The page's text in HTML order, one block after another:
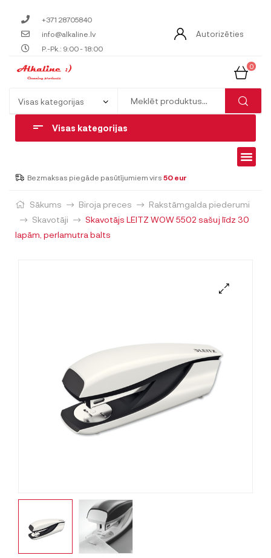
+371 28705840
info@alkaline.lv
P.-Pk.: 9:00 - 18:00
Autorizēties
0
Visas kategorijas
Bezmaksas piegāde pasūtījumiem virs 50 eur
Sākums Biroja preces
Rakstāmgalda piederumi
Skavotāji
Skavotājs LEITZ WOW 5502 sašuj līdz 30
lapām, perlamutra balts